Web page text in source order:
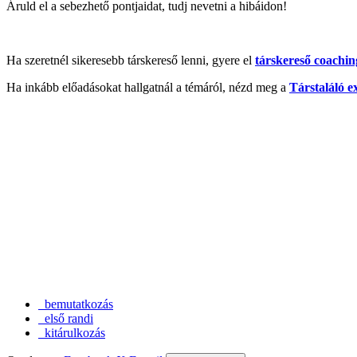
Áruld el a sebezhető pontjaidat, tudj nevetni a hibáidon!
Ha szeretnél sikeresebb társkereső lenni, gyere el társkereső
Ha inkább előadásokat hallgatnál a témáról, nézd meg a Társtaláló
bemutatkozás
első randi
kitárulkozás